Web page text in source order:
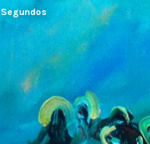
Segundos